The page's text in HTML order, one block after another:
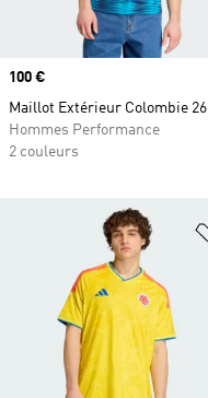
Prix
100 €
Maillot Extérieur Colombie 26
Hommes Performance
2 couleurs